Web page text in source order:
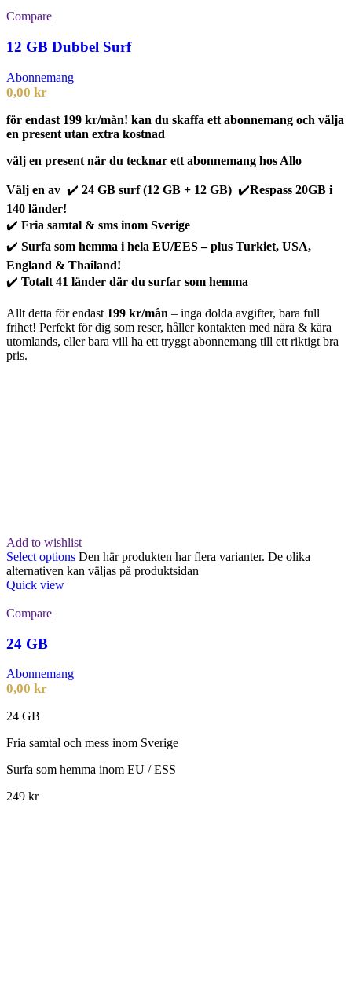
Compare
12 GB Dubbel Surf
Abonnemang
0,00 kr
för endast 199 kr/mån! kan du skaffa ett abonnemang och välja
en present utan extra kostnad
välj en present när du tecknar ett abonnemang hos Allo
Välj en av ✔️ 24 GB surf (12 GB + 12 GB) ✔️Respass 20GB i
140 länder!
✔️ Fria samtal & sms inom Sverige
✔️ Surfa som hemma i hela EU/EES – plus Turkiet, USA,
England & Thailand!
✔️ Totalt 41 länder där du surfar som hemma
Allt detta för endast 199 kr/mån – inga dolda avgifter, bara full
frihet! Perfekt för dig som reser, håller kontakten med nära & kära
utomlands, eller bara vill ha ett tryggt abonnemang till ett riktigt bra
pris.
Add to wishlist
Select options Den här produkten har flera varianter. De olika
alternativen kan väljas på produktsidan
Quick view
Compare
24 GB
Abonnemang
0,00 kr
24 GB
Fria samtal och mess inom Sverige
Surfa som hemma inom EU / ESS
249 kr